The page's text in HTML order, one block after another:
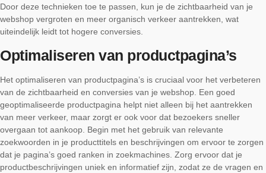
Door deze technieken toe te passen, kun je de zichtbaarheid van je
webshop vergroten en meer organisch verkeer aantrekken, wat
uiteindelijk leidt tot hogere conversies.
Optimaliseren van productpagina’s
Het optimaliseren van productpagina’s is cruciaal voor het verbeteren
van de zichtbaarheid en conversies van je webshop. Een goed
geoptimaliseerde productpagina helpt niet alleen bij het aantrekken
van meer verkeer, maar zorgt er ook voor dat bezoekers sneller
overgaan tot aankoop. Begin met het gebruik van relevante
zoekwoorden in je producttitels en beschrijvingen om ervoor te zorgen
dat je pagina’s goed ranken in zoekmachines. Zorg ervoor dat je
productbeschrijvingen uniek en informatief zijn, zodat ze de vragen en